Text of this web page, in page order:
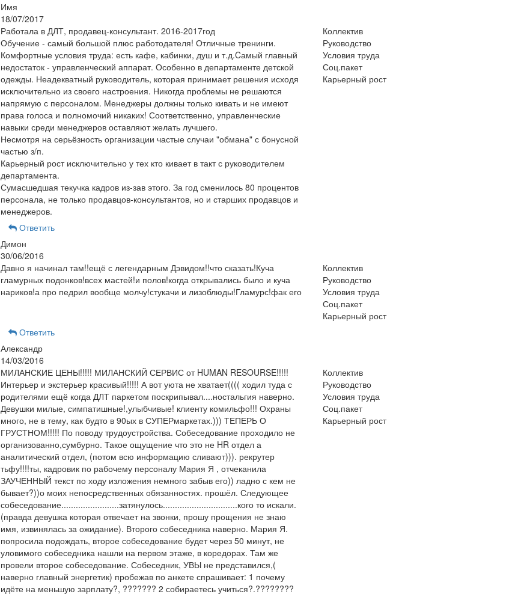
Имя
18/07/2017
Работала в ДЛТ, продавец-консультант. 2016-2017год
Обучение - самый большой плюс работодателя! Отличные тренинги.
Комфортные условия труда: есть кафе, кабинки, душ и т.д.Cамый главный
недостаток - управленческий аппарат. Особенно в департаменте детской
одежды. Неадекватный руководитель, которая принимает решения исходя
исключительно из своего настроения. Никогда проблемы не решаются
напрямую с персоналом. Менеджеры должны только кивать и не имеют
права голоса и полномочий никаких! Соответственно, управленческие
навыки среди менеджеров оставляют желать лучшего.
Несмотря на серьёзность организации частые случаи "обмана" с бонусной
частью з/п.
Карьерный рост исключительно у тех кто кивает в такт с руководителем
департамента.
Сумасшедшая текучка кадров из-зав этого. За год сменилось 80 процентов
персонала, не только продавцов-консультантов, но и старших продавцов и
менеджеров.
Коллектив
Руководство
Условия труда
Соц.пакет
Карьерный рост
Ответить
Димон
30/06/2016
Давно я начинал там!!ещё с легендарным Дэвидом!!что сказать!Куча
гламурных подонков!всех мастей!и полов!когда открывались было и куча
нариков!а про педрил вообще молчу!стукачи и лизоблюды!Гламурс!фак его
Коллектив
Руководство
Условия труда
Соц.пакет
Карьерный рост
Ответить
Александр
14/03/2016
МИЛАНСКИЕ ЦЕНЫ!!!!! МИЛАНСКИЙ СЕРВИС от HUMAN RESOURSE!!!!!
Интерьер и экстерьер красивый!!!!! А вот уюта не хватает(((( ходил туда с
родителями ещё когда ДЛТ паркетом поскрипывал....ностальгия наверно.
Девушки милые, симпатишные!,улыбчивые! клиенту комильфо!!! Охраны
много, не в тему, как будто в 90ых в СУПЕРмаркетах.))) ТЕПЕРЬ О
ГРУСТНОМ!!!!! По поводу трудоустройства. Собеседование проходило не
организованно,сумбурно. Такое ощущение что это не HR отдел а
аналитический отдел, (потом всю информацию сливают))). рекрутер
тьфу!!!!ты, кадровик по рабочему персоналу Мария Я , отчеканила
ЗАУЧЕННЫЙ текст по ходу изложения немного забыв его)) ладно с кем не
бывает?))о моих непосредственных обязанностях. прошёл. Следующее
собеседование........................затянулось...............................кого то искали.
(правда девушка которая отвечает на звонки, прошу прощения не знаю
имя, извинялась за ожидание). Второго собеседника наверно. Мария Я.
попросила подождать, второе собеседование будет через 50 минут, не
уловимого собеседника нашли на первом этаже, в коредорах. Там же
провели второе собеседование. Собеседник, УВЫ не представился,(
наверно главный энергетик) пробежав по анкете спрашивает: 1 почему
идёте на меньшую зарплату?, ??????? 2 собираетесь учиться?.????????
Коллектив
Руководство
Условия труда
Соц.пакет
Карьерный рост